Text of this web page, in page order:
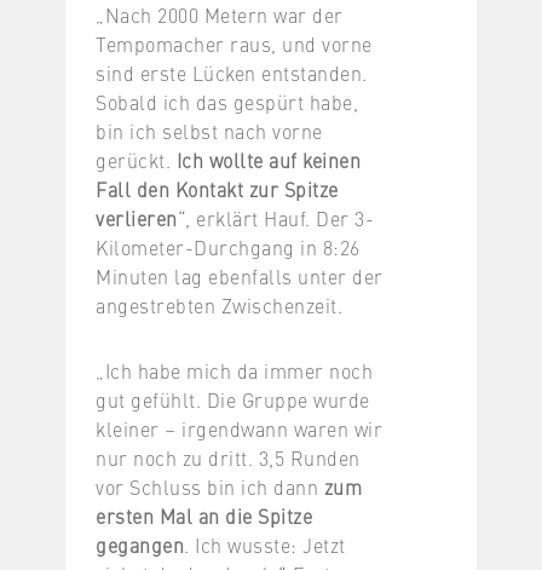
„Nach 2000 Metern war der
Tempomacher raus, und vorne
sind erste Lücken entstanden.
Sobald ich das gespürt habe,
bin ich selbst nach vorne
gerückt. Ich wollte auf keinen
Fall den Kontakt zur Spitze
verlieren“, erklärt Hauf. Der 3-
Kilometer-Durchgang in 8:26
Minuten lag ebenfalls unter der
angestrebten Zwischenzeit.
„Ich habe mich da immer noch
gut gefühlt. Die Gruppe wurde
kleiner – irgendwann waren wir
nur noch zu dritt. 3,5 Runden
vor Schluss bin ich dann zum
ersten Mal an die Spitze
gegangen . Ich wusste: Jetzt